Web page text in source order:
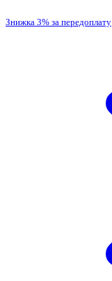
Знижка 3% за передоплату